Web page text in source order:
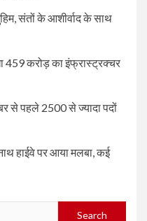
संतों के आशीर्वाद के साथ
459 करोड़ का इंफ्रास्ट्रक्चर
से पहले 2500 से ज्यादा पदों
हाईवे पर आया मलबा, कई